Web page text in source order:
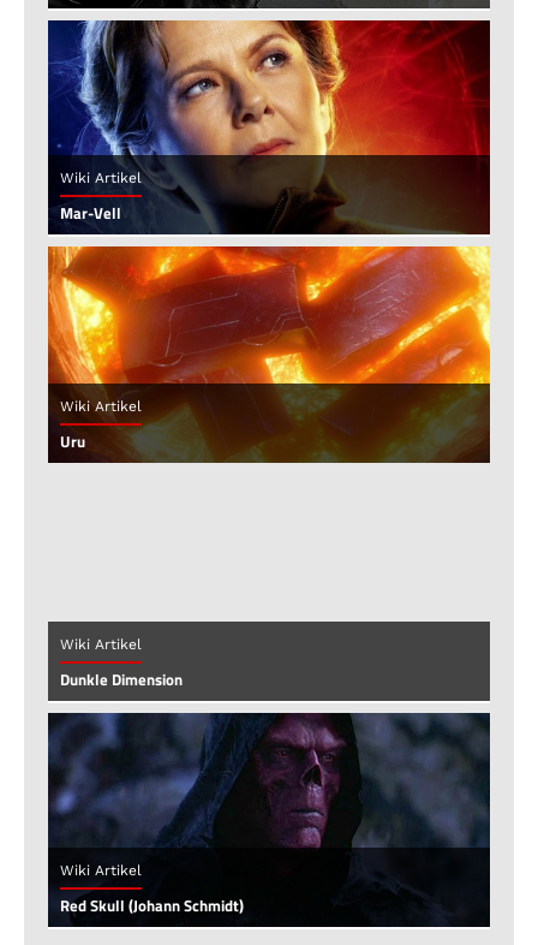
Wiki Artikel
Mar-Vell
Wiki Artikel
Uru
Wiki Artikel
Dunkle Dimension
Wiki Artikel
Red Skull (Johann Schmidt)